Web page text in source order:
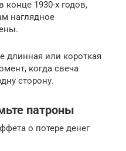
1930-х годов,
наглядное
или короткая
когда свеча
сторону.
патроны
о потере денег